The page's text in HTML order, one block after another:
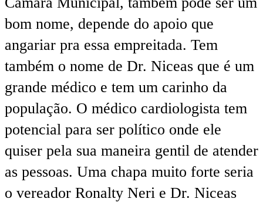
bom nome, depende do apoio que
angariar pra essa empreitada. Tem
também o nome de Dr. Niceas que é um
grande médico e tem um carinho da
população. O médico cardiologista tem
potencial para ser político onde ele
quiser pela sua maneira gentil de atender
as pessoas. Uma chapa muito forte seria
o vereador Ronalty Neri e Dr. Niceas